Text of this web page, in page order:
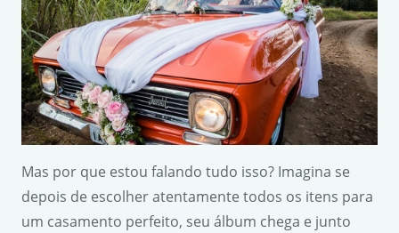
Mas por que estou falando tudo isso? Imagina se
depois de escolher atentamente todos os itens para
um casamento perfeito, seu álbum chega e junto